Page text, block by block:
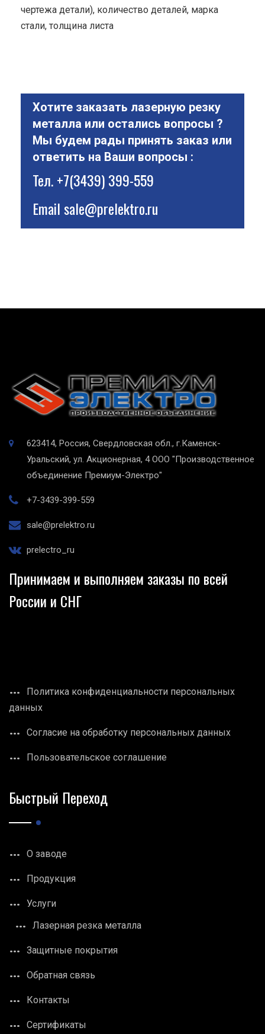
чертежа детали), количество деталей, марка
стали, толщина листа
Хотите заказать лазерную резку
металла или остались вопросы ?
Мы будем рады принять заказ или
ответить на Ваши вопросы :
Тел.+7(3439) 399-559
Emailsale@prelektro.ru
623414, Россия, Свердловская обл., г.Каменск-
Уральский, ул. Акционерная, 4 ООО "Производственное
объединение Премиум-Электро"
+7-3439-399-559
sale@prelektro.ru
prelectro_ru
Принимаем и выполняем заказы по всей
России и СНГ
Политика конфиденциальности персональных
данных
Согласие на обработку персональных данных
Пользовательское соглашение
Быстрый Переход
О заводе
Продукция
Услуги
Лазерная резка металла
Защитные покрытия
Обратная связь
Контакты
Сертификаты